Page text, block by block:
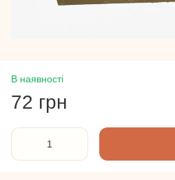
В наявності
72 грн